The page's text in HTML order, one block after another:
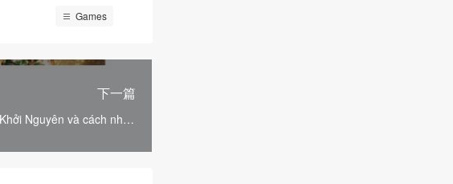
Games
下一篇
Nguyên và cách nhập